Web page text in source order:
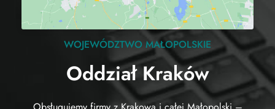
WOJEWÓDZTWO MAŁOPOLSKIE
Oddział Kraków